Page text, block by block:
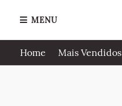
MENU
Home Mais Vendidos